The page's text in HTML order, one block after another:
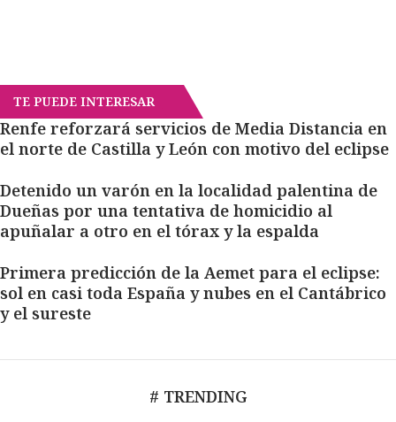
TE PUEDE INTERESAR
Renfe reforzará servicios de Media Distancia en
el norte de Castilla y León con motivo del eclipse
Detenido un varón en la localidad palentina de
Dueñas por una tentativa de homicidio al
apuñalar a otro en el tórax y la espalda
Primera predicción de la Aemet para el eclipse:
sol en casi toda España y nubes en el Cantábrico
y el sureste
# TRENDING